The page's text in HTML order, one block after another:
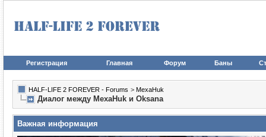
Регистрация Главная Форум Баны
HALF-LIFE 2 FOREVER - Forums > MexaHuk
Диалог между MexaHuk и Oksana
Важная информация